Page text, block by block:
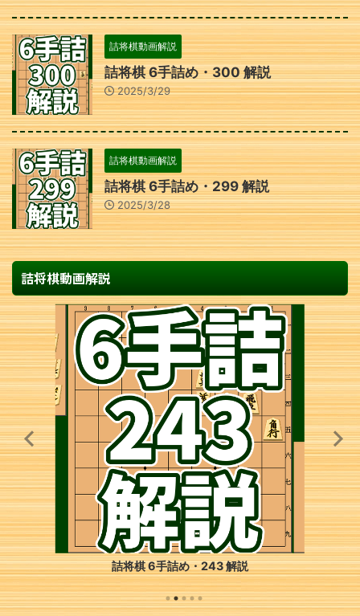
詰将棋動画解説
詰将棋 6手詰め・300 解説
2025/3/29
詰将棋動画解説
詰将棋 6手詰め・299 解説
2025/3/28
詰将棋動画解説
詰将棋 6手詰め・243 解説